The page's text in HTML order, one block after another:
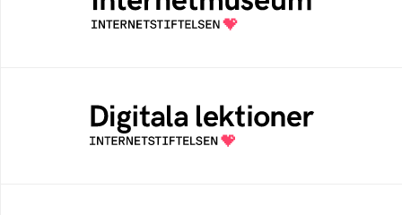
Ett digitalt museum som byggts, och kureras
av Internetstiftelsen
Öppen digital lärresurs med färdiga lektioner
för alla stadier i grundskolan